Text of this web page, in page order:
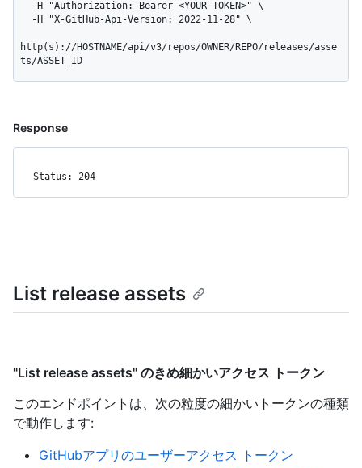
http(s)://HOSTNAME/api/v3/repos/OWNER/REPO/releases/asse
ts/ASSET_ID
Response
Status: 204
List release assets
"List release assets" のきめ細かいアクセス トークン
このエンドポイントは、次の粒度の細かいトークンの種類
で動作します:
GitHubアプリのユーザーアクセス トークン